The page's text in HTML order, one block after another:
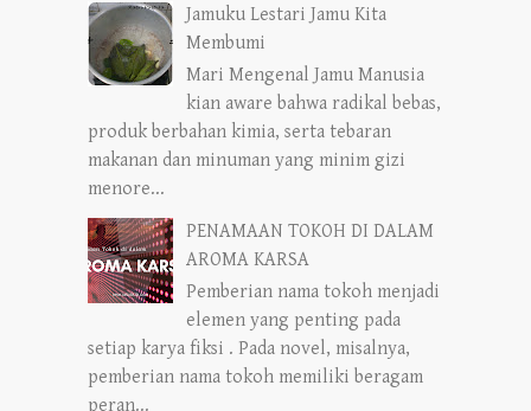
Jamuku Lestari Jamu Kita
Membumi
Mari Mengenal Jamu Manusia
kian aware bahwa radikal bebas,
produk berbahan kimia, serta tebaran
makanan dan minuman yang minim gizi
menore...
PENAMAAN TOKOH DI DALAM
AROMA KARSA
Pemberian nama tokoh menjadi
elemen yang penting pada
setiap karya fiksi . Pada novel, misalnya,
pemberian nama tokoh memiliki beragam
peran...